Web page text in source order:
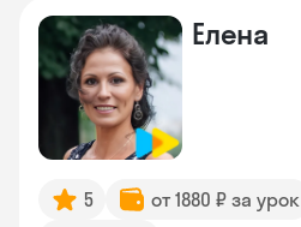
Елена
5 от 1880 ₽ за урок